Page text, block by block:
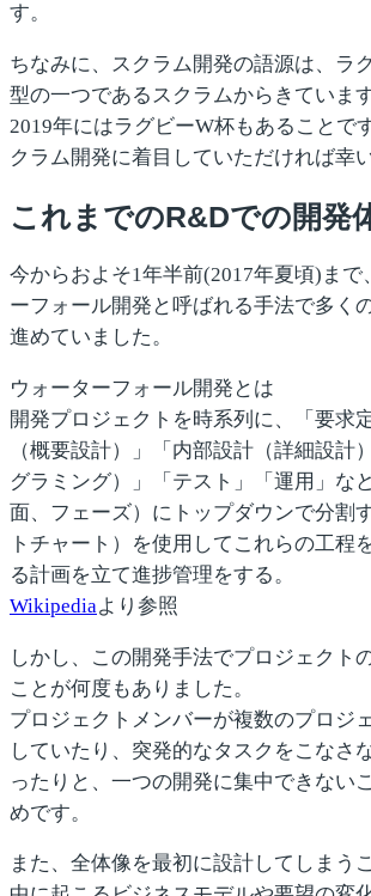
す。
ちなみに、スクラム開発の語源は、ラ
型の一つであるスクラムからきています
2019年にはラグビーW杯もあることで
クラム開発に着目していただければ幸
これまでのR&Dでの開発
今からおよそ1年半前(2017年夏頃)まで
ーフォール開発と呼ばれる手法で多く
進めていました。
ウォーターフォール開発とは
開発プロジェクトを時系列に、「要求
（概要設計）」「内部設計（詳細設計
グラミング）」「テスト」「運用」な
面、フェーズ）にトップダウンで分割
トチャート）を使用してこれらの工程
る計画を立て進捗管理をする。
Wikipediaより参照
しかし、この開発手法でプロジェクト
ことが何度もありました。
プロジェクトメンバーが複数のプロジ
していたり、突発的なタスクをこなさ
ったりと、一つの開発に集中できない
めです。
また、全体像を最初に設計してしまう